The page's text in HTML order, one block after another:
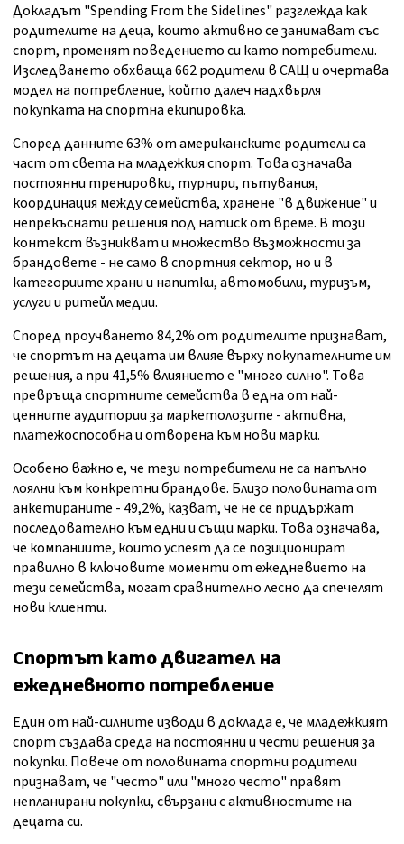
Докладът "Spending From the Sidelines" разглежда как
родителите на деца, които активно се занимават със
спорт, променят поведението си като потребители.
Изследването обхваща 662 родители в САЩ и очертава
модел на потребление, който далеч надхвърля
покупката на спортна екипировка.
Според данните 63% от американските родители са
част от света на младежкия спорт. Това означава
постоянни тренировки, турнири, пътувания,
координация между семейства, хранене "в движение" и
непрекъснати решения под натиск от време. В този
контекст възникват и множество възможности за
брандовете - не само в спортния сектор, но и в
категориите храни и напитки, автомобили, туризъм,
услуги и ритейл медии.
Според проучването 84,2% от родителите признават,
че спортът на децата им влияе върху покупателните им
решения, а при 41,5% влиянието е "много силно". Това
превръща спортните семейства в една от най-
ценните аудитории за маркетолозите - активна,
платежоспособна и отворена към нови марки.
Особено важно е, че тези потребители не са напълно
лоялни към конкретни брандове. Близо половината от
анкетираните - 49,2%, казват, че не се придържат
последователно към едни и същи марки. Това означава,
че компаниите, които успеят да се позиционират
правилно в ключовите моменти от ежедневието на
тези семейства, могат сравнително лесно да спечелят
нови клиенти.
Спортът като двигател на
ежедневното потребление
Един от най-силните изводи в доклада е, че младежкият
спорт създава среда на постоянни и чести решения за
покупки. Повече от половината спортни родители
признават, че "често" или "много често" правят
непланирани покупки, свързани с активностите на
децата си.